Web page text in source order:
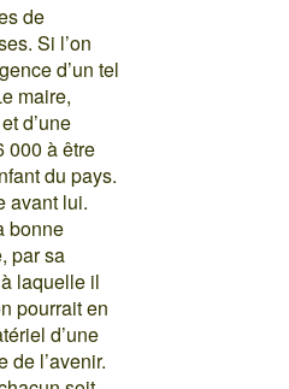
de
Si l’on
d’un tel
maire,
d’une
000 à être
du pays.
avant lui.
bonne
par sa
laquelle il
pourrait en
d’une
de l’avenir.